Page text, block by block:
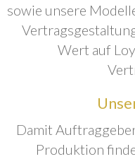
sowie unsere
Wert auf
Damit
Produktion